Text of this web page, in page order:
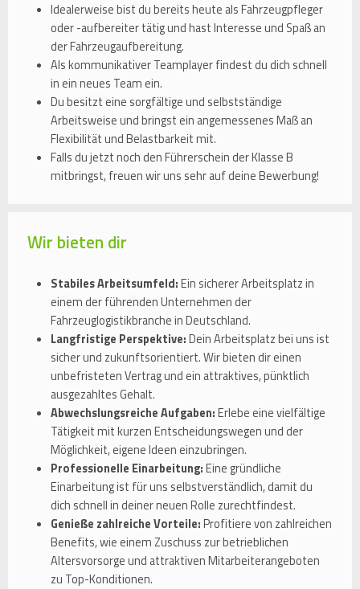
Idealerweise bist du bereits heute als Fahrzeugpfleger
oder -aufbereiter tätig und hast Interesse und Spaß an
der Fahrzeugaufbereitung.
Als kommunikativer Teamplayer findest du dich schnell
in ein neues Team ein.
Du besitzt eine sorgfältige und selbstständige
Arbeitsweise und bringst ein angemessenes Maß an
Flexibilität und Belastbarkeit mit.
Falls du jetzt noch den Führerschein der Klasse B
mitbringst, freuen wir uns sehr auf deine Bewerbung!
Wir bieten dir
Stabiles Arbeitsumfeld:Ein sicherer Arbeitsplatz in
einem der führenden Unternehmen der
Fahrzeuglogistikbranche in Deutschland.
Langfristige Perspektive:Dein Arbeitsplatz bei uns ist
sicher und zukunftsorientiert. Wir bieten dir einen
unbefristeten Vertrag und ein attraktives, pünktlich
ausgezahltes Gehalt.
Abwechslungsreiche Aufgaben:Erlebe eine vielfältige
Tätigkeit mit kurzen Entscheidungswegen und der
Möglichkeit, eigene Ideen einzubringen.
Professionelle Einarbeitung:Eine gründliche
Einarbeitung ist für uns selbstverständlich, damit du
dich schnell in deiner neuen Rolle zurechtfindest.
Genieße zahlreiche Vorteile:Profitiere von zahlreichen
Benefits, wie einem Zuschuss zur betrieblichen
Altersvorsorge und attraktiven Mitarbeiterangeboten
zu Top-Konditionen.